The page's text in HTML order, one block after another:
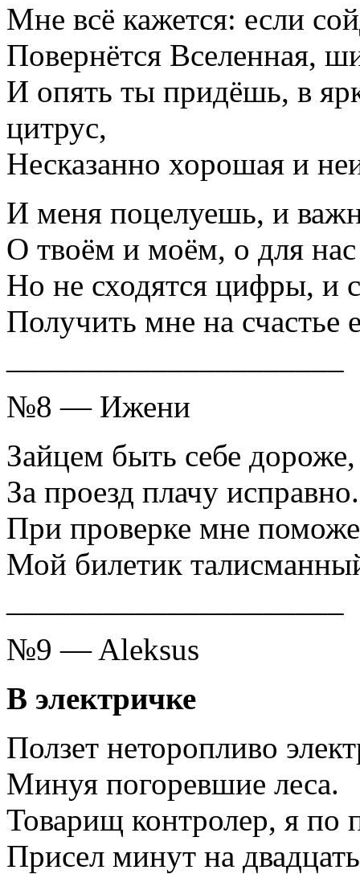
Мне всё кажется: если
Повернётся Вселенная,
И опять ты придёшь, в
цитрус,
Несказанно хорошая и
И меня поцелуешь, и
О твоём и моём, о для
Но не сходятся цифры, и
Получить мне на счастье
№8 — Ижени
Зайцем быть себе дороже,
За проезд плачу исправно.
При проверке мне
Мой билетик
№9 — Aleksus
В электричке
Ползет неторопливо
Минуя погоревшие леса.
Товарищ контролер, я по
Присел минут на